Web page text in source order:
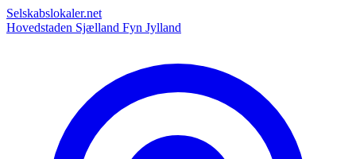
Selskabslokaler.net
Hovedstaden Sjælland Fyn Jylland